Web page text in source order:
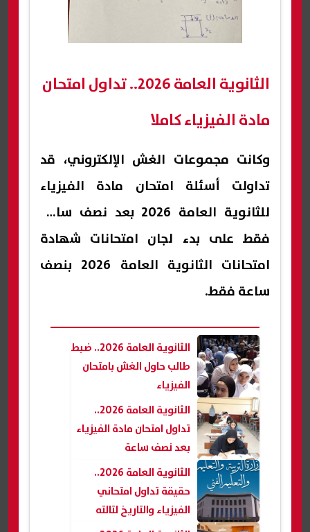
الثانوية العامة 2026.. تداول امتحان
مادة الفيزياء كاملا
وكانت مجموعات الغش الإلكتروني، قد
تداولت أسئلة امتحان مادة الفيزياء
للثانوية العامة 2026 بعد نصف ساعة
فقط على بدء لجان امتحانات شهادة
امتحانات الثانوية العامة 2026 بنصف
ساعة فقط.
الثانوية العامة 2026.. ضبط
طالب حاول الغش بامتحان
الفيزياء
الثانوية العامة 2026..
تداول امتحان مادة الفيزياء
بعد نصف ساعة
الثانوية العامة 2026..
حقيقة تداول امتحاني
الفيزياء والتاريخ لتالته